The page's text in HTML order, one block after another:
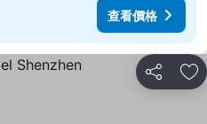
查看價格
分享 放